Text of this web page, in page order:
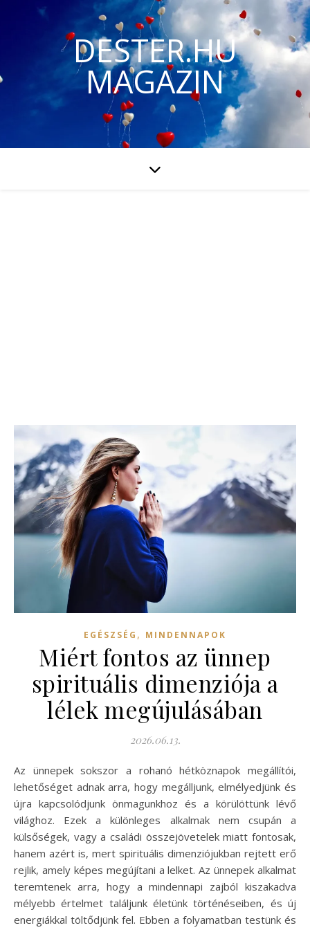
DESTER.HU
MAGAZIN
EGÉSZSÉG , MINDENNAPOK
Miért fontos az ünnep
spirituális dimenziója a
lélek megújulásában
2026.06.13.
Az ünnepek sokszor a rohanó hétköznapok megállítói,
lehetőséget adnak arra, hogy megálljunk, elmélyedjünk és
újra kapcsolódjunk önmagunkhoz és a körülöttünk lévő
világhoz. Ezek a különleges alkalmak nem csupán a
külsőségek, vagy a családi összejövetelek miatt fontosak,
hanem azért is, mert spirituális dimenziójukban rejtett erő
rejlik, amely képes megújítani a lelket. Az ünnepek alkalmat
teremtenek arra, hogy a mindennapi zajból kiszakadva
mélyebb értelmet találjunk életünk történéseiben, és új
energiákkal töltődjünk fel. Ebben a folyamatban testünk és